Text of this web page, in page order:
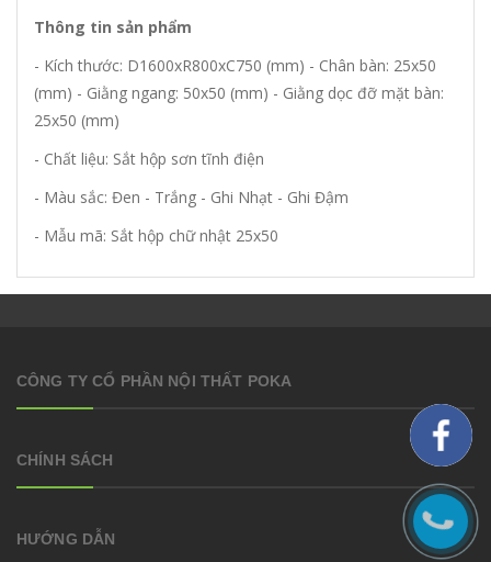
Thông tin sản phẩm
- Kích thước: D1600xR800xC750 (mm) - Chân bàn: 25x50
(mm) - Giằng ngang: 50x50 (mm) - Giằng dọc đỡ mặt bàn:
25x50 (mm)
- Chất liệu: Sắt hộp sơn tĩnh điện
- Màu sắc: Đen - Trắng - Ghi Nhạt - Ghi Đậm
- Mẫu mã: Sắt hộp chữ nhật 25x50
CÔNG TY CỔ PHẦN NỘI THẤT POKA
CHÍNH SÁCH
HƯỚNG DẪN